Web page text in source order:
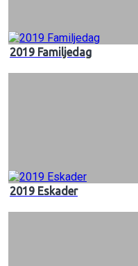
2019 Familjedag
2019 Eskader